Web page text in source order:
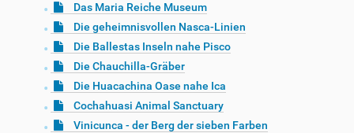
Das Maria Reiche Museum
Die geheimnisvollen Nasca-Linien
Die Ballestas Inseln nahe Pisco
Die Chauchilla-Gräber
Die Huacachina Oase nahe Ica
Cochahuasi Animal Sanctuary
Vinicunca - der Berg der sieben Farben